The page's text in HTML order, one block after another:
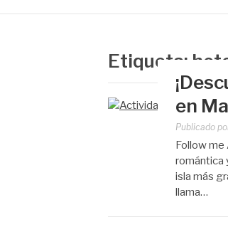
Etiqueta:
en
Publicado
Follow me
romántica
isla más
llama…